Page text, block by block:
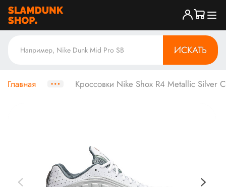
ИСКАТЬ
Главная Кроссовки Nike Shox R4 Metallic Silver